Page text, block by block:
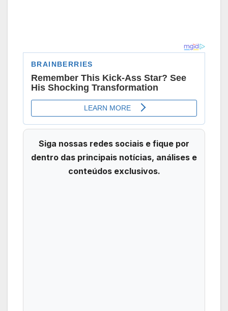
Siga nossas redes sociais e fique por
dentro das principais notícias, análises e
conteúdos exclusivos.